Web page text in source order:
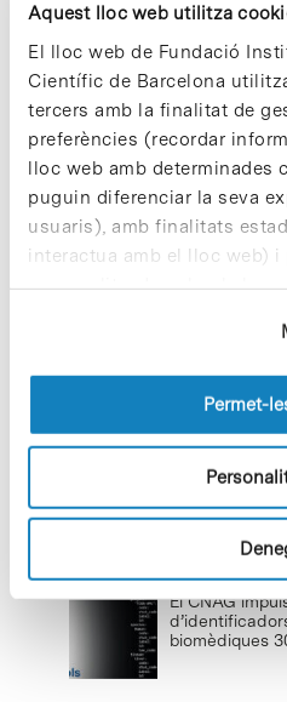
Aquest lloc web utilitza
El lloc web de Fundació
Científic de Barcelona
tercers amb la finalitat de
preferències (recordar
lloc web amb determinades
puguin diferenciar la seva
usuaris), amb finalitats
interactua amb el lloc web)
personalitzada sobre la
pàgines visitades). Per a
les cookies pot consultar la
Permet-
Vacances
d’emergència
15 de juliol de 2026
Cuidar el
29 de juliol de 2026
22 de juliol de 2026
El CNAG
biomèdiques